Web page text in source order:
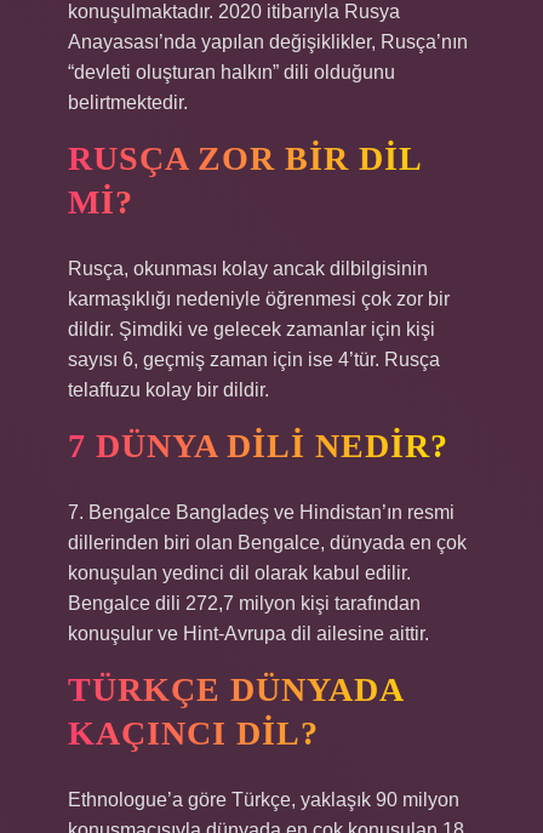
konuşulmaktadır. 2020 itibarıyla Rusya
Anayasası’nda yapılan değişiklikler, Rusça’nın
“devleti oluşturan halkın” dili olduğunu
belirtmektedir.
RUSÇA ZOR BIR DIL
MI?
Rusça, okunması kolay ancak dilbilgisinin
karmaşıklığı nedeniyle öğrenmesi çok zor bir
dildir. Şimdiki ve gelecek zamanlar için kişi
sayısı 6, geçmiş zaman için ise 4’tür. Rusça
telaffuzu kolay bir dildir.
7 DÜNYA DILI NEDIR?
7. Bengalce Bangladeş ve Hindistan’ın resmi
dillerinden biri olan Bengalce, dünyada en çok
konuşulan yedinci dil olarak kabul edilir.
Bengalce dili 272,7 milyon kişi tarafından
konuşulur ve Hint-Avrupa dil ailesine aittir.
TÜRKÇE DÜNYADA
KAÇINCI DIL?
Ethnologue’a göre Türkçe, yaklaşık 90 milyon